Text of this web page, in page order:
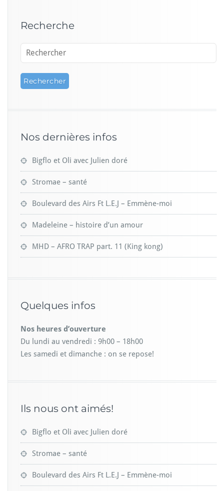
u
Recherche
Nos dernières infos
Bigflo et Oli avec Julien doré
Stromae – santé
Boulevard des Airs Ft L.E.J – Emmène-moi
Madeleine – histoire d’un amour
MHD – AFRO TRAP part. 11 (King kong)
Quelques infos
Nos heures d’ouverture
Du lundi au vendredi : 9h00 – 18h00
Les samedi et dimanche : on se repose!
Ils nous ont aimés!
Bigflo et Oli avec Julien doré
Stromae – santé
Boulevard des Airs Ft L.E.J – Emmène-moi